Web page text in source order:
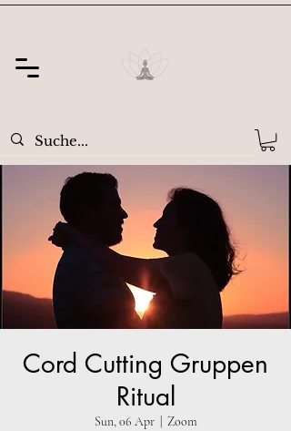
Cord Cutting Gruppen
Ritual
Sun, 06 Apr
  |
Zoom